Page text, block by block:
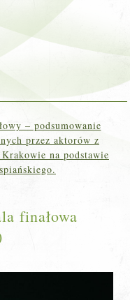
– podsumowanie
przez aktorów z
na podstawie
finałowa